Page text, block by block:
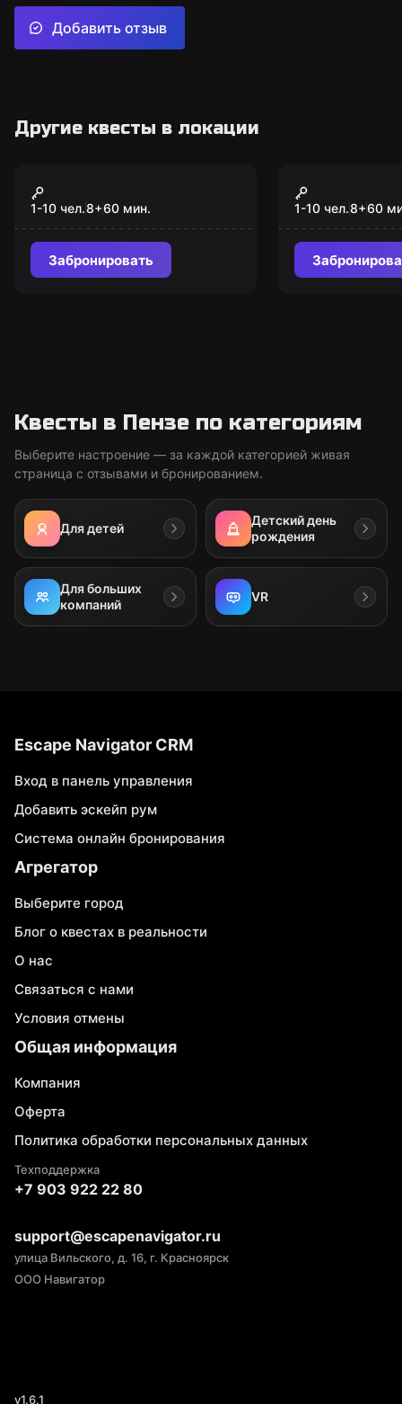
Добавить отзыв
Другие квесты в локации
Space Battle
1-10 чел.8+60 мин.
Забронировать
Island
1-10 чел.8+60
Квесты в Пензе по категориям
Выберите настроение — за каждой категорией живая
страница с отзывами и бронированием.
Для детей
Детский день
рождения
Для больших
компаний
VR
Escape Navigator CRM
Вход в панель управления
Добавить эскейп рум
Система онлайн бронирования
Агрегатор
Выберите город
Блог о квестах в реальности
О нас
Связаться с нами
Условия отмены
Общая информация
Компания
Оферта
Политика обработки персональных данных
Техподдержка
+7 903 922 22 80
support@escapenavigator.ru
улица Вильского, д. 16, г. Красноярск
ООО Навигатор
v1.6.1